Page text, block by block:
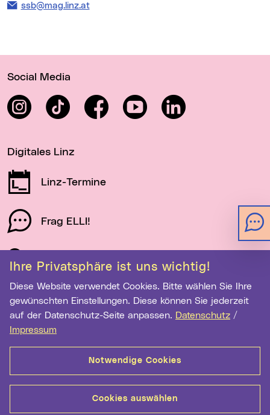
Ihre Privatsphäre ist uns wichtig!
Diese Website verwendet Cookies. Bitte wählen Sie Ihre
gewünschten Einstellungen. Diese können Sie jederzeit
auf der Datenschutz-Seite anpassen. Datenschutz /
Impressum
Notwendige Cookies
Cookies auswählen
E-Mail Adresse:
ssb@mag.linz.at
Social Media
InstagramTikTok FacebookYouTube LinkedIn
Digitales Linz
Linz-Termine
Frag ELLI!
Schau auf Linz
Newsletter-Anmeldung
E-Mail-Adresse eingeben
Anmelden